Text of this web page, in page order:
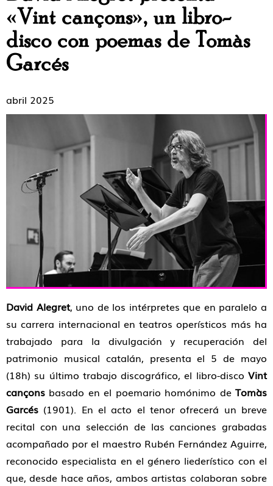
«Vint cançons», un libro-
disco con poemas de Tomàs
Garcés
abril 2025
David Alegret, uno de los intérpretes que en paralelo a
su carrera internacional en teatros operísticos más ha
trabajado para la divulgación y recuperación del
patrimonio musical catalán, presenta el 5 de mayo
(18h) su último trabajo discográfico, el libro-disco Vint
cançons basado en el poemario homónimo de Tomàs
Garcés (1901). En el acto el tenor ofrecerá un breve
recital con una selección de las canciones grabadas
acompañado por el maestro Rubén Fernández Aguirre,
reconocido especialista en el género liederístico con el
que, desde hace años, ambos artistas colaboran sobre